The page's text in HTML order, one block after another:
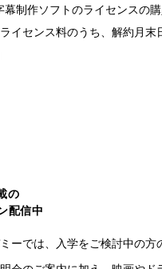
幕制作ソフトのライセンスの
イセンス料のうち、解約月末
の
配信中
ーでは、入学をご検討中の方